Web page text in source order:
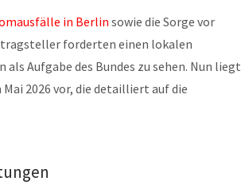
in Berlinsowie die Sorge vor
forderten einen lokalen
Aufgabe des Bundes zu sehen. Nun liegt
2026 vor, die detailliert auf die